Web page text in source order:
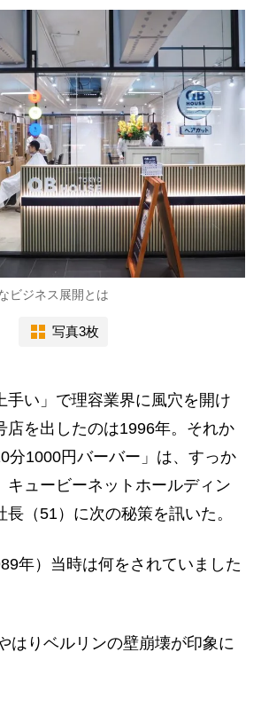
ビジネス展開とは
写真3枚
手い」で理容業界に風穴を開け
店を出したのは1996年。それか
分1000円バーバー」は、すっか
キュービーネットホールディン
長（51）に次の秘策を訊いた。
年）当時は何をされていました
はりベルリンの壁崩壊が印象に